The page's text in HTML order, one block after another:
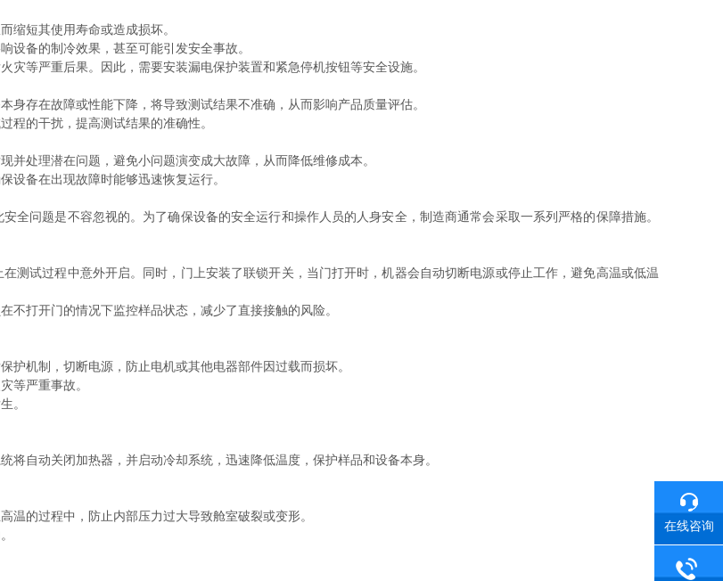
短其使用寿命或造成损坏。
备的制冷效果，甚至可能引发安全事故。
等严重后果。因此，需要安装漏电保护装置和紧急停机按钮等安全设施。
存在故障或性能下降，将导致测试结果不准确，从而影响产品质量评估。
的干扰，提高测试结果的准确性。
处理潜在问题，避免小问题演变成大故障，从而降低维修成本。
备在出现故障时能够迅速恢复运行。
问题是不容忽视的。为了确保设备的安全运行和操作人员的人身安全，制造商通常会采取一系列严格的保障措施。
试过程中意外开启。同时，门上安装了联锁开关，当门打开时，机器会自动切断电源或停止工作，避免高温或低温
打开门的情况下监控样品状态，减少了直接接触的风险。
机制，切断电源，防止电机或其他电器部件因过载而损坏。
等严重事故。
。
自动关闭加热器，并启动冷却系统，迅速降低温度，保护样品和设备本身。
的过程中，防止内部压力过大导致舱室破裂或变形。
在线咨询